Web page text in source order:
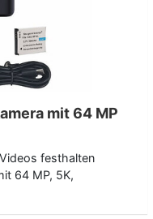
mit 64 MP
festhalten
64 MP, 5K,